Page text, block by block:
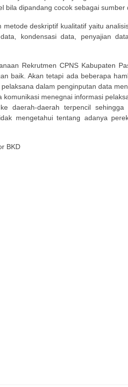
bila dipandang cocok sebagai sumber
deskriptif kualitatif yaitu
kondensasi data, penyajian
Rekrutmen CPNS Kabupaten
baik. Akan tetapi ada beberapa
dalam penginputan data
menegnai informasi
daerah-daerah terpencil sehingga
mengetahui tentang adanya
BKD